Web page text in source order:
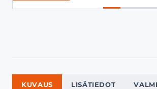
KUVAUS LISÄTIEDOT